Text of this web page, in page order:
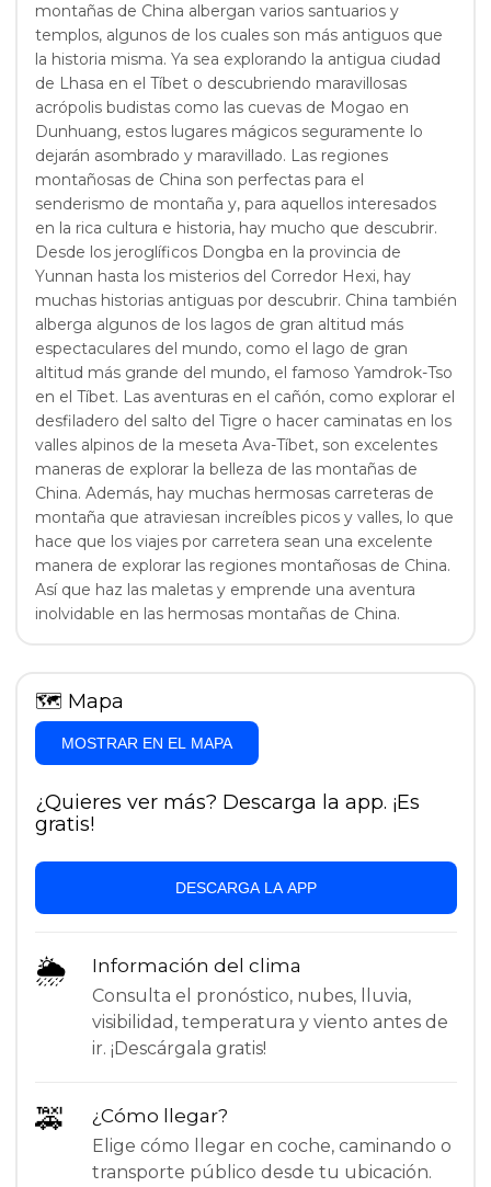
montañas de China albergan varios santuarios y
templos, algunos de los cuales son más antiguos que
la historia misma. Ya sea explorando la antigua ciudad
de Lhasa en el Tíbet o descubriendo maravillosas
acrópolis budistas como las cuevas de Mogao en
Dunhuang, estos lugares mágicos seguramente lo
dejarán asombrado y maravillado. Las regiones
montañosas de China son perfectas para el
senderismo de montaña y, para aquellos interesados
en la rica cultura e historia, hay mucho que descubrir.
Desde los jeroglíficos Dongba en la provincia de
Yunnan hasta los misterios del Corredor Hexi, hay
muchas historias antiguas por descubrir. China también
alberga algunos de los lagos de gran altitud más
espectaculares del mundo, como el lago de gran
altitud más grande del mundo, el famoso Yamdrok-Tso
en el Tíbet. Las aventuras en el cañón, como explorar el
desfiladero del salto del Tigre o hacer caminatas en los
valles alpinos de la meseta Ava-Tíbet, son excelentes
maneras de explorar la belleza de las montañas de
China. Además, hay muchas hermosas carreteras de
montaña que atraviesan increíbles picos y valles, lo que
hace que los viajes por carretera sean una excelente
manera de explorar las regiones montañosas de China.
Así que haz las maletas y emprende una aventura
inolvidable en las hermosas montañas de China.
🗺 Mapa
MOSTRAR EN EL MAPA
¿Quieres ver más? Descarga la app. ¡Es
gratis!
DESCARGA LA APP
🌦 Información del clima
Consulta el pronóstico, nubes, lluvia,
visibilidad, temperatura y viento antes de
ir. ¡Descárgala gratis!
🚕 ¿Cómo llegar?
Elige cómo llegar en coche, caminando o
transporte público desde tu ubicación.